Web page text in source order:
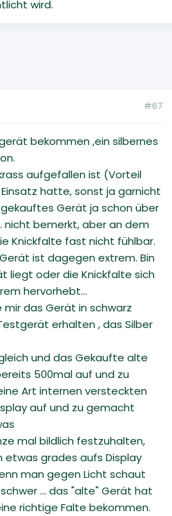
wird.
#67
bekommen ,ein silbernes
aufgefallen ist (Vorteil
hatte, sonst ja garnicht
Gerät ja schon über
nicht bemerkt, aber an dem
Knickfalte fast nicht fühlbar.
ist dagegen extrem. Bin
liegt oder die Knickfalte sich
hervorhebt...
das Gerät in schwarz
erhalten , das Silber
und das Gekaufte alte
500mal auf und zu
Art internen versteckten
auf und zu gemacht
mal bildlich festzuhalten,
grades aufs Display
man gegen Licht schaut
... das "alte" Gerät hat
richtige Falte bekommen.